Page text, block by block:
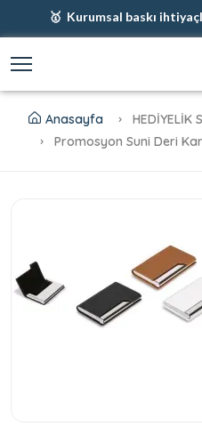
🥇 Kurumsal baskı
🥇 Fiyatlarımıza
Anasayfa HEDİYELİK
Promosyon Suni Deri